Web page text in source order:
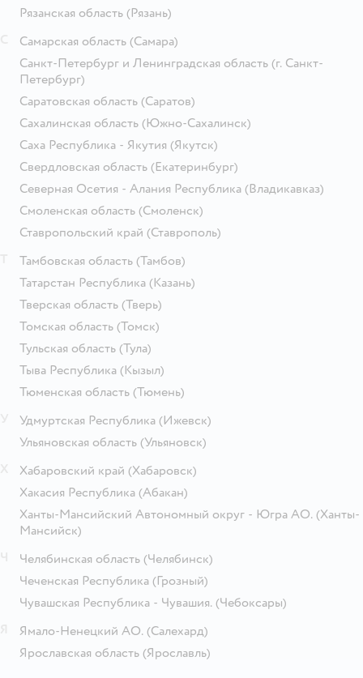
Рязанская область (Рязань)
Самарская область (Самара)
Санкт-Петербург и Ленинградская область (г. Санкт-
Петербург)
Саратовская область (Саратов)
Сахалинская область (Южно-Сахалинск)
Саха Республика - Якутия (Якутск)
Свердловская область (Екатеринбург)
Северная Осетия - Алания Республика (Владикавказ)
Смоленская область (Смоленск)
Ставропольский край (Ставрополь)
Тамбовская область (Тамбов)
Татарстан Республика (Казань)
Тверская область (Тверь)
Томская область (Томск)
Тульская область (Тула)
Тыва Республика (Кызыл)
Тюменская область (Тюмень)
Удмуртская Республика (Ижевск)
Ульяновская область (Ульяновск)
Хабаровский край (Хабаровск)
Хакасия Республика (Абакан)
Ханты-Мансийский Автономный округ - Югра АО. (Ханты-
Мансийск)
Челябинская область (Челябинск)
Чеченская Республика (Грозный)
Чувашская Республика - Чувашия. (Чебоксары)
Ямало-Ненецкий АО. (Салехард)
Ярославская область (Ярославль)